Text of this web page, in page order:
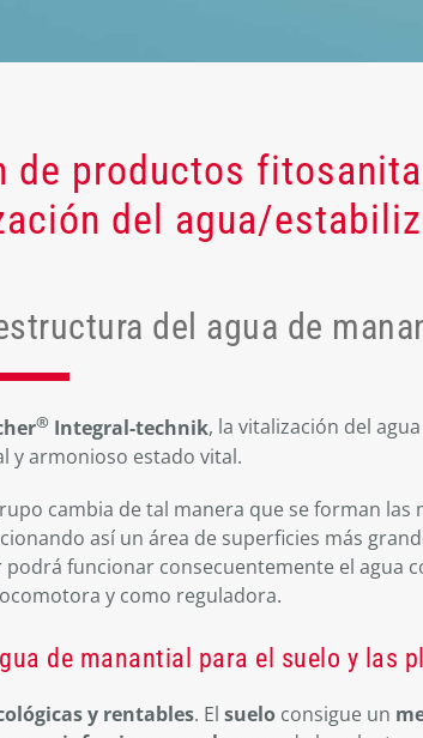
de productos
del agua/
del agua de
®Integral-technik, la vitalización del
y armonioso estado vital.
cambia de tal manera que se forman las
así un área de superficies más
podrá funcionar consecuentemente el agua
y como reguladora.
de manantial para el suelo y las
y rentables. El sueloconsigue un